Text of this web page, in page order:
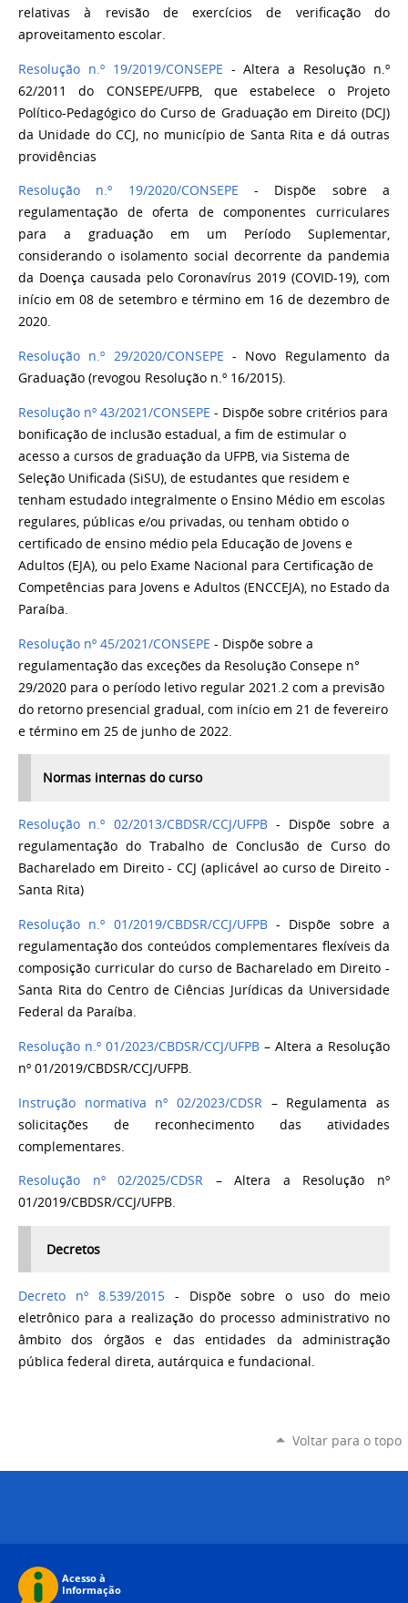
relativas à revisão de exercícios de verificação do
aproveitamento escolar.
Resolução n.º 19/2019/CONSEPE - Altera a Resolução n.º
62/2011 do CONSEPE/UFPB, que estabelece o Projeto
Político-Pedagógico do Curso de Graduação em Direito (DCJ)
da Unidade do CCJ, no município de Santa Rita e dá outras
providências
Resolução n.º 19/2020/CONSEPE - Dispõe sobre a
regulamentação de oferta de componentes curriculares
para a graduação em um Período Suplementar,
considerando o isolamento social decorrente da pandemia
da Doença causada pelo Coronavírus 2019 (COVID-19), com
início em 08 de setembro e término em 16 de dezembro de
2020.
Resolução n.º 29/2020/CONSEPE - Novo Regulamento da
Graduação (revogou Resolução n.º 16/2015).
Resolução nº 43/2021/CONSEPE - Dispõe sobre critérios para
bonificação de inclusão estadual, a fim de estimular o
acesso a cursos de graduação da UFPB, via Sistema de
Seleção Unificada (SiSU), de estudantes que residem e
tenham estudado integralmente o Ensino Médio em escolas
regulares, públicas e/ou privadas, ou tenham obtido o
certificado de ensino médio pela Educação de Jovens e
Adultos (EJA), ou pelo Exame Nacional para Certificação de
Competências para Jovens e Adultos (ENCCEJA), no Estado da
Paraíba.
Resolução nº 45/2021/CONSEPE - Dispõe sobre a
regulamentação das exceções da Resolução Consepe n°
29/2020 para o período letivo regular 2021.2 com a previsão
do retorno presencial gradual, com início em 21 de fevereiro
e término em 25 de junho de 2022.
Normas internas do curso
Resolução n.º 02/2013/CBDSR/CCJ/UFPB- Dispõe sobre a
regulamentação do Trabalho de Conclusão de Curso do
Bacharelado em Direito - CCJ (aplicável ao curso de Direito -
Santa Rita)
Resolução n.º 01/2019/CBDSR/CCJ/UFPB- Dispõe sobre a
regulamentação dos conteúdos complementares flexíveis da
composição curricular do curso de Bacharelado em Direito -
Santa Rita do Centro de Ciências Jurídicas da Universidade
Federal da Paraíba.
Resolução n.º 01/2023/CBDSR/CCJ/UFPB – Altera a Resolução
nº 01/2019/CBDSR/CCJ/UFPB.
Instrução normativa nº 02/2023/CDSR – Regulamenta as
solicitações de reconhecimento das atividades
complementares.
Resolução nº 02/2025/CDSR –Altera a Resolução nº
01/2019/CBDSR/CCJ/UFPB.
Decretos
Decreto nº 8.539/2015- Dispõe sobre o uso do meio
eletrônico para a realização do processo administrativo no
âmbito dos órgãos e das entidades da administração
pública federal direta, autárquica e fundacional.
Voltar para o topo